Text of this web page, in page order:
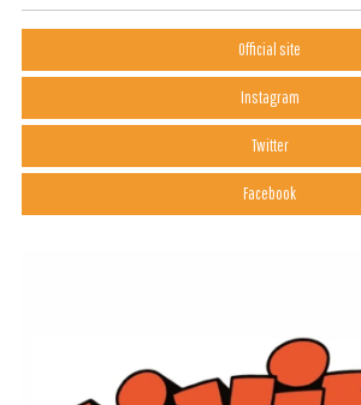
Official site
Instagram
Twitter
Facebook